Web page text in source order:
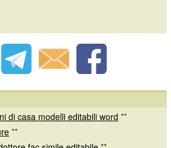
di casa modelli editabili word **
**